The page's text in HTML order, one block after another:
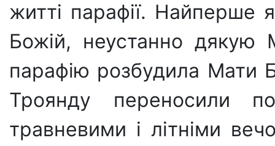
житті парафії. Найперше
Божій, неустанно дякую
парафію розбудила Мати
Троянду переносили
травневими і літніми